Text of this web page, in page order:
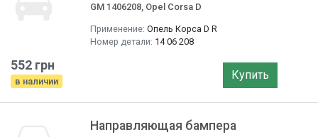
GM 1406208, Opel Corsa D
Применение: Опель Корса D R
Номер детали: 14 06 208
552 грн
в наличии Купить
Направляющая бампера